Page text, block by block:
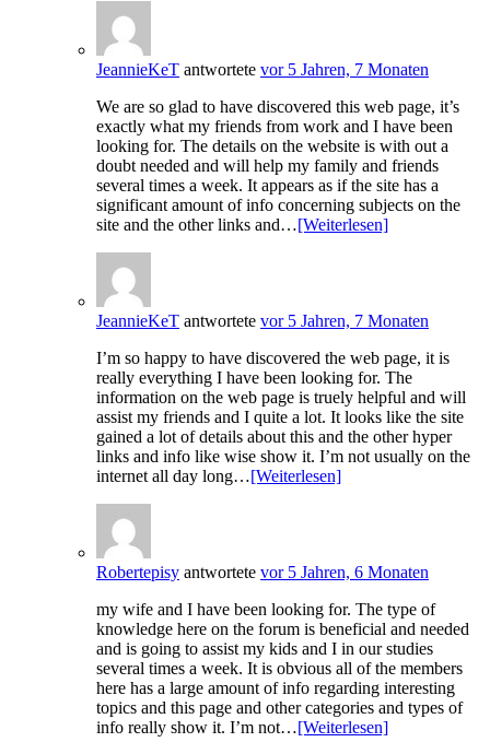
JeannieKeT antwortete vor 5 Jahren, 7 Monaten
We are so glad to have discovered this web page, it’s
exactly what my friends from work and I have been
looking for. The details on the website is with out a
doubt needed and will help my family and friends
several times a week. It appears as if the site has a
significant amount of info concerning subjects on the
site and the other links and…[Weiterlesen]
JeannieKeT antwortete vor 5 Jahren, 7 Monaten
I’m so happy to have discovered the web page, it is
really everything I have been looking for. The
information on the web page is truely helpful and will
assist my friends and I quite a lot. It looks like the site
gained a lot of details about this and the other hyper
links and info like wise show it. I’m not usually on the
internet all day long…[Weiterlesen]
Robertepisy antwortete vor 5 Jahren, 6 Monaten
my wife and I have been looking for. The type of
knowledge here on the forum is beneficial and needed
and is going to assist my kids and I in our studies
several times a week. It is obvious all of the members
here has a large amount of info regarding interesting
topics and this page and other categories and types of
info really show it. I’m not…[Weiterlesen]